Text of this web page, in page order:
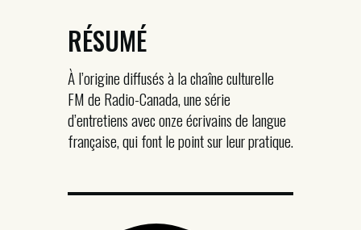
RÉSUMÉ
À l’origine diffusés à la chaîne culturelle
FM de Radio-Canada, une série
d’entretiens avec onze écrivains de langue
française, qui font le point sur leur pratique.